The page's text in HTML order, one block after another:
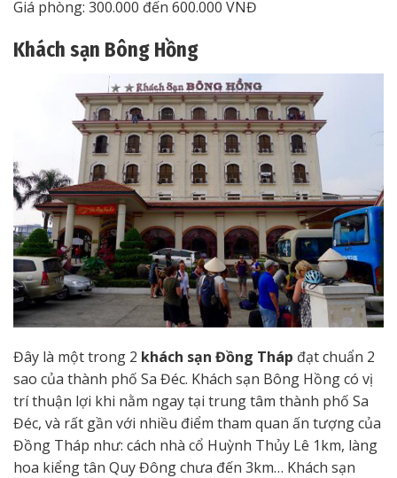
Giá phòng: 300.000 đến 600.000 VNĐ
Khách sạn Bông Hồng
Đây là một trong 2 khách sạn Đồng Tháp đạt chuẩn 2
sao của thành phố Sa Đéc. Khách sạn Bông Hồng có vị
trí thuận lợi khi nằm ngay tại trung tâm thành phố Sa
Đéc, và rất gần với nhiều điểm tham quan ấn tượng của
Đồng Tháp như: cách nhà cổ Huỳnh Thủy Lê 1km, làng
hoa kiểng tân Quy Đông chưa đến 3km… Khách sạn